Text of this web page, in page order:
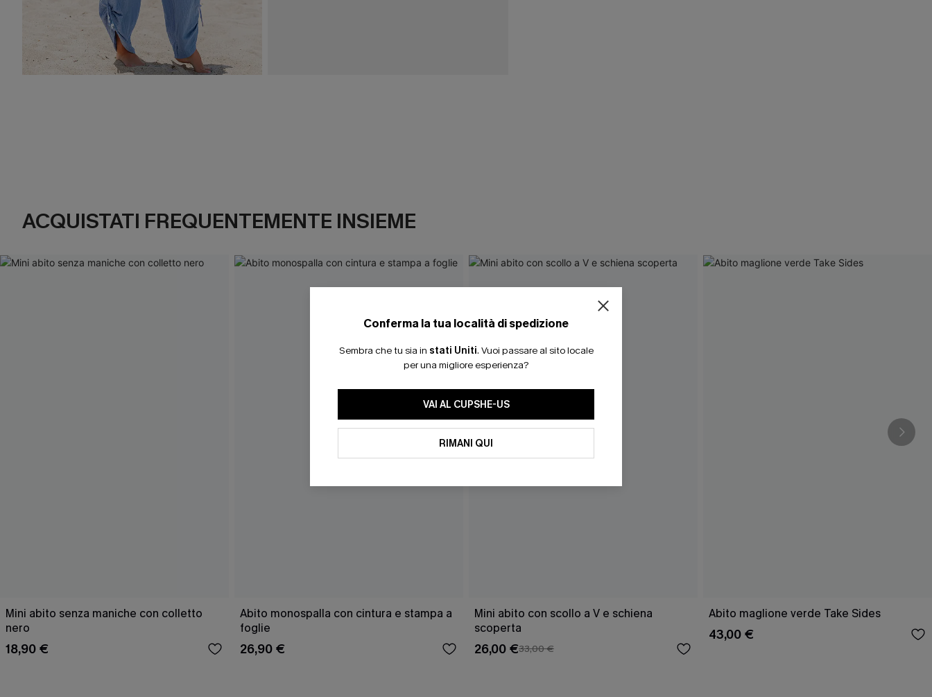
ACQUISTATI FREQUENTEMENTE INSIEME
Mini abito senza maniche con colletto
nero
18,90 €
Abito monospalla con cintura e stampa a
foglie
26,90 €
Mini abito con scollo a V e schiena
scoperta
26,00 €33,00 €
Abito maglione verde Take Sides
43,00 €
Conferma la tua località di spedizione
Sembra che tu sia in stati Uniti. Vuoi passare al sito locale
per una migliore esperienza?
VAI AL CUPSHE-US
RIMANI QUI